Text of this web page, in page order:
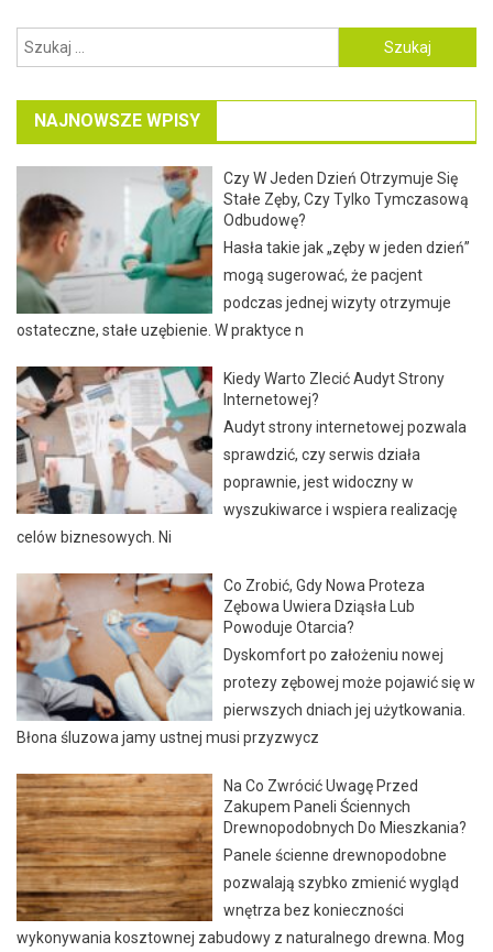
Szukaj:
NAJNOWSZE WPISY
Czy W Jeden Dzień Otrzymuje Się
Stałe Zęby, Czy Tylko Tymczasową
Odbudowę?
Hasła takie jak „zęby w jeden dzień”
mogą sugerować, że pacjent
podczas jednej wizyty otrzymuje
ostateczne, stałe uzębienie. W praktyce n
Kiedy Warto Zlecić Audyt Strony
Internetowej?
Audyt strony internetowej pozwala
sprawdzić, czy serwis działa
poprawnie, jest widoczny w
wyszukiwarce i wspiera realizację
celów biznesowych. Ni
Co Zrobić, Gdy Nowa Proteza
Zębowa Uwiera Dziąsła Lub
Powoduje Otarcia?
Dyskomfort po założeniu nowej
protezy zębowej może pojawić się w
pierwszych dniach jej użytkowania.
Błona śluzowa jamy ustnej musi przyzwycz
Na Co Zwrócić Uwagę Przed
Zakupem Paneli Ściennych
Drewnopodobnych Do Mieszkania?
Panele ścienne drewnopodobne
pozwalają szybko zmienić wygląd
wnętrza bez konieczności
wykonywania kosztownej zabudowy z naturalnego drewna. Mog